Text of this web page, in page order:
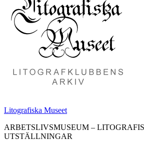
Litografiska Museet
ARBETSLIVSMUSEUM –
UTSTÄLLNINGAR